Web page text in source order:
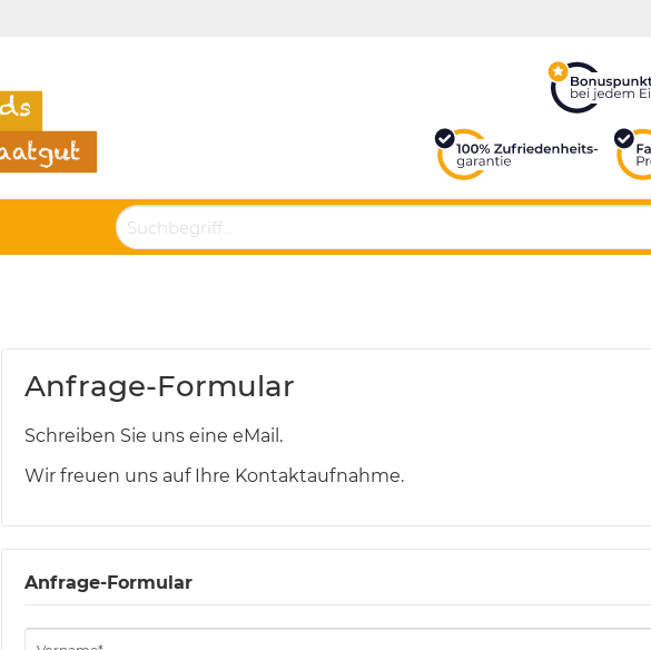
Anfrage-Formular
Schreiben Sie uns eine eMail.
Wir freuen uns auf Ihre Kontaktaufnahme.
Anfrage-Formular